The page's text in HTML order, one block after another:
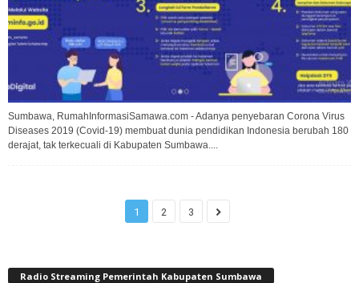
Sumbawa, RumahInformasiSamawa.com - Adanya penyebaran Corona Virus
Diseases 2019 (Covid-19) membuat dunia pendidikan Indonesia berubah 180
derajat, tak terkecuali di Kabupaten Sumbawa....
1 2 3
Radio Streaming Pemerintah Kabupaten Sumbawa